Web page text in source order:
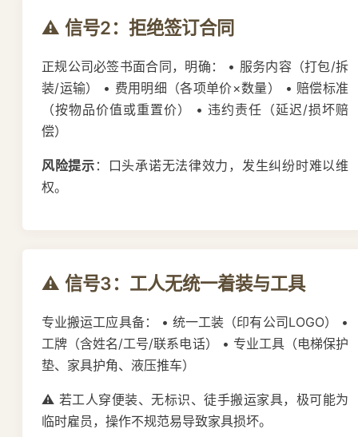
⚠️ 信号2：拒绝签订合同
正规公司必签书面合同，明确： • 服务内容（打包/拆
装/运输） • 费用明细（各项单价×数量） • 赔偿标准
（按物品价值或重置价） • 违约责任（延迟/损坏赔
偿）
风险提示 ：口头承诺无法律效力，发生纠纷时难以维
权。
⚠️ 信号3：工人无统一着装与工具
专业搬运工应具备： • 统一工装（印有公司LOGO） •
工牌（含姓名/工号/联系电话） • 专业工具（电梯保护
垫、家具护角、液压推车）
⚠️ 若工人穿便装、无标识、徒手搬运家具，极可能为
临时雇员，操作不规范易导致家具损坏。